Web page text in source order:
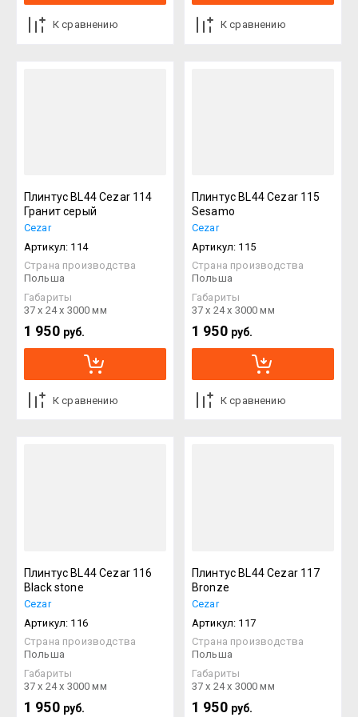
К сравнению К сравнению
Плинтус BL44 Cezar 114
Гранит серый
Cezar
Артикул: 114
Страна производства
Польша
Габариты
37 х 24 х 3000 мм
1 950 руб.
К сравнению
Плинтус BL44 Cezar 115
Sesamo
Cezar
Артикул: 115
Страна производства
Польша
Габариты
37 х 24 х 3000 мм
1 950 руб.
К сравнению
Плинтус BL44 Cezar 116
Black stone
Cezar
Артикул: 116
Страна производства
Польша
Габариты
37 х 24 х 3000 мм
1 950 руб.
Плинтус BL44 Cezar 117
Bronze
Cezar
Артикул: 117
Страна производства
Польша
Габариты
37 х 24 х 3000 мм
1 950 руб.